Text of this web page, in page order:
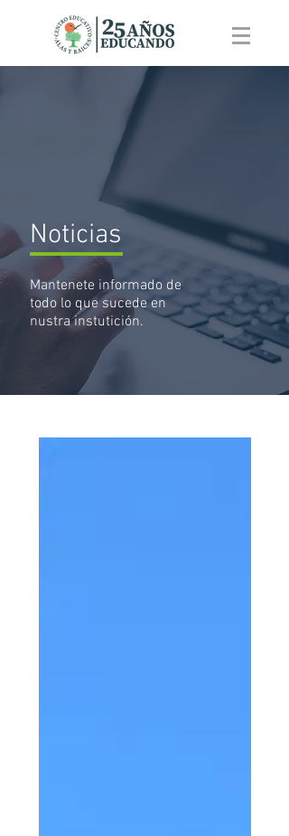
Noticias
Mantenete informado de
todo lo que sucede en
nustra instutición.